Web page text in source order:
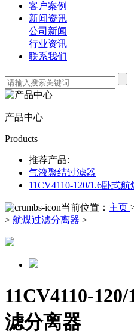
客户案例
新闻资讯
公司新闻
行业资讯
联系我们
产品中心
Products
推荐产品:
气液聚结过滤器
11CV4110-120/1.6卧式
当前位置： 主页
> 航煤过滤分离器 >
11CV4110-
滤分离器